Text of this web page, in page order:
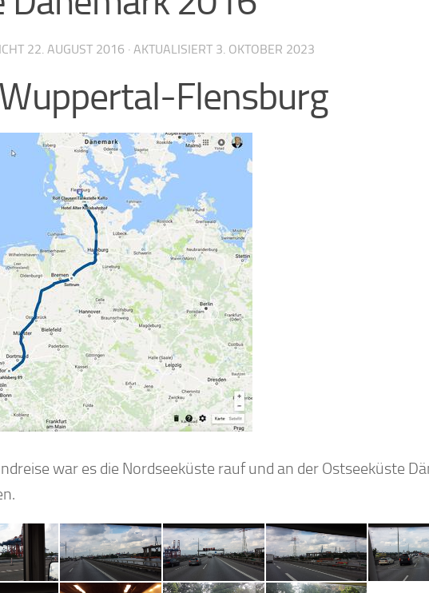
22. AUGUST 2016 · AKTUALISIERT 3. OKTOBER 2023
Flensburg
war es die Nordseeküste rauf und an der Ostseeküste